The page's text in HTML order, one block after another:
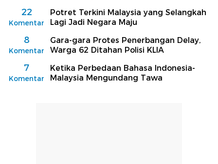
22
Komentar
Potret Terkini Malaysia yang Selangkah
Lagi Jadi Negara Maju
8
Komentar
Gara-gara Protes Penerbangan Delay,
Warga 62 Ditahan Polisi KLIA
7
Komentar
Ketika Perbedaan Bahasa Indonesia-
Malaysia Mengundang Tawa